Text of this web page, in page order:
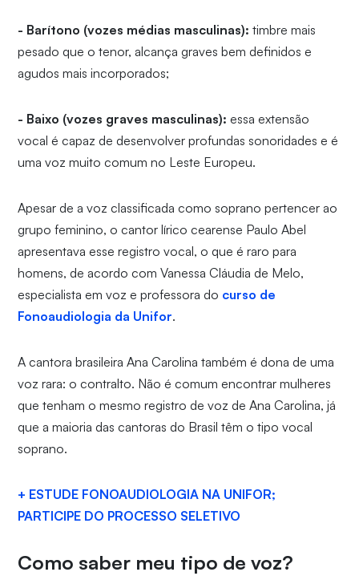
- Barítono (vozes médias masculinas): timbre mais
pesado que o tenor, alcança graves bem definidos e
agudos mais incorporados;
- Baixo (vozes graves masculinas):essa extensão
vocal é capaz de desenvolver profundas sonoridades e é
uma voz muito comum no Leste Europeu.
Apesar de a voz classificada como soprano pertencer ao
grupo feminino, o cantor lírico cearense Paulo Abel
apresentava esse registro vocal, o que é raro para
homens, de acordo com Vanessa Cláudia de Melo,
especialista em voz e professora do curso de
Fonoaudiologia da Unifor.
A cantora brasileira Ana Carolina também é dona de uma
voz rara: o contralto. Não é comum encontrar mulheres
que tenham o mesmo registro de voz de Ana Carolina, já
que a maioria das cantoras do Brasil têm o tipo vocal
soprano.
+ ESTUDE FONOAUDIOLOGIA NA UNIFOR;
PARTICIPE DO PROCESSO SELETIVO
Como saber meu tipo de voz?